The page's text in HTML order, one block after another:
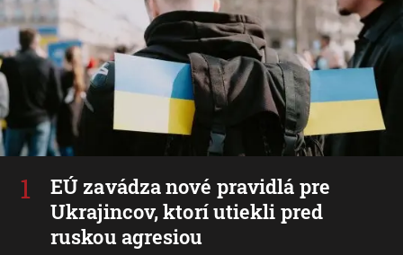
EÚ zavádza nové pravidlá pre
Ukrajincov, ktorí utiekli pred
ruskou agresiou